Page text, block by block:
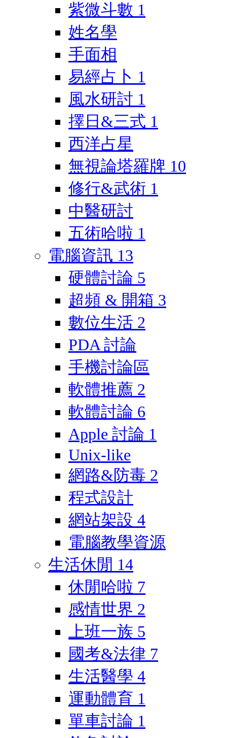
紫微斗數 1
姓名學
手面相
易經占卜 1
風水研討 1
擇日&三式 1
西洋占星
無視論塔羅牌 10
修行&武術 1
中醫研討
五術哈啦 1
電腦資訊 13
硬體討論 5
超頻 & 開箱 3
數位生活 2
PDA 討論
手機討論區
軟體推薦 2
軟體討論 6
Apple 討論 1
Unix-like
網路&防毒 2
程式設計
網站架設 4
電腦教學資源
生活休閒 14
休閒哈啦 7
感情世界 2
上班一族 5
國考&法律 7
生活醫學 4
運動體育 1
單車討論 1